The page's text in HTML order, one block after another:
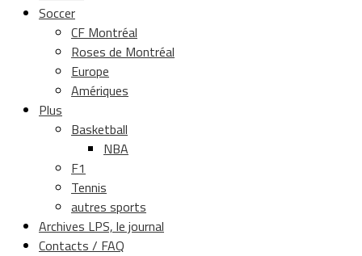
Soccer
CF Montréal
Roses de Montréal
Europe
Amériques
Plus
Basketball
NBA
F1
Tennis
autres sports
Archives LPS, le journal
Contacts / FAQ